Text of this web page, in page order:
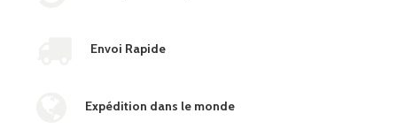
Envoi Rapide
Expédition dans le monde